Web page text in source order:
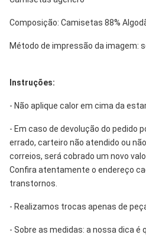
Composição: Camisetas 88%
Método de impressão da imagem:
Instruções:
- Não aplique calor em cima da
- Em caso de devolução do pedido
errado, carteiro não atendido ou
correios, será cobrado um novo
Confira atentamente o endereço
transtornos.
- Realizamos trocas apenas de
- Sobre as medidas: a nossa dica é